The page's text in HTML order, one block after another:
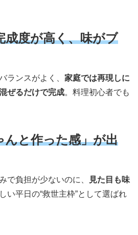
成度が高く、味がブ
ランスがよく、 家庭では再現しに
ぜるだけで完成。料理初心者でも
んと作った感」が出
で負担が少ないのに、
見た目も味
い平日の“救世主枠”として選ばれ